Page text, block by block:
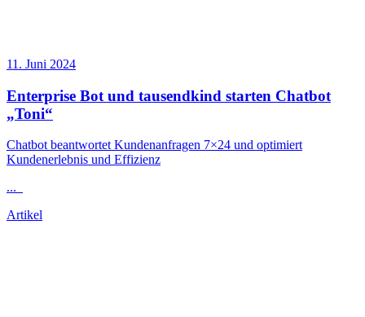
11. Juni 2024
Enterprise Bot und tausendkind starten Chatbot
„Toni“
Chatbot beantwortet Kundenanfragen 7×24 und optimiert
Kundenerlebnis und Effizienz
...
Artikel